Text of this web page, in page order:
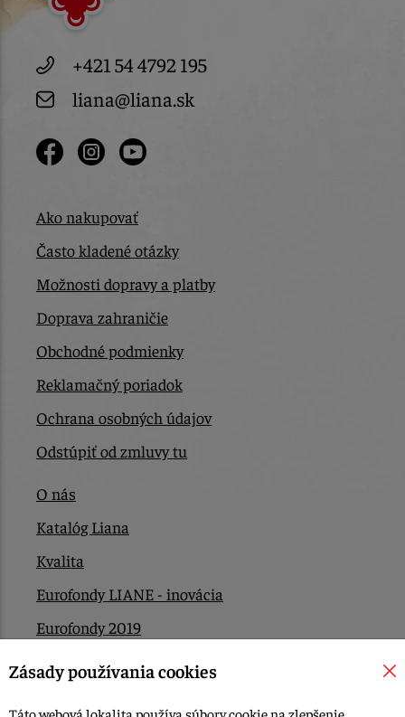
+421 54 4792 195
liana@liana.sk
Ako nakupovať
Často kladené otázky
Možnosti dopravy a platby
Doprava zahraničie
Obchodné podmienky
Reklamačný poriadok
Ochrana osobných údajov
Odstúpiť od zmluvy tu
O nás
Katalóg Liana
Kvalita
Eurofondy LIANE - inovácia
Eurofondy 2019
Eurofondy 2022/2023
Zásady používania cookies
Táto webová lokalita používa súbory cookie na zlepšenie